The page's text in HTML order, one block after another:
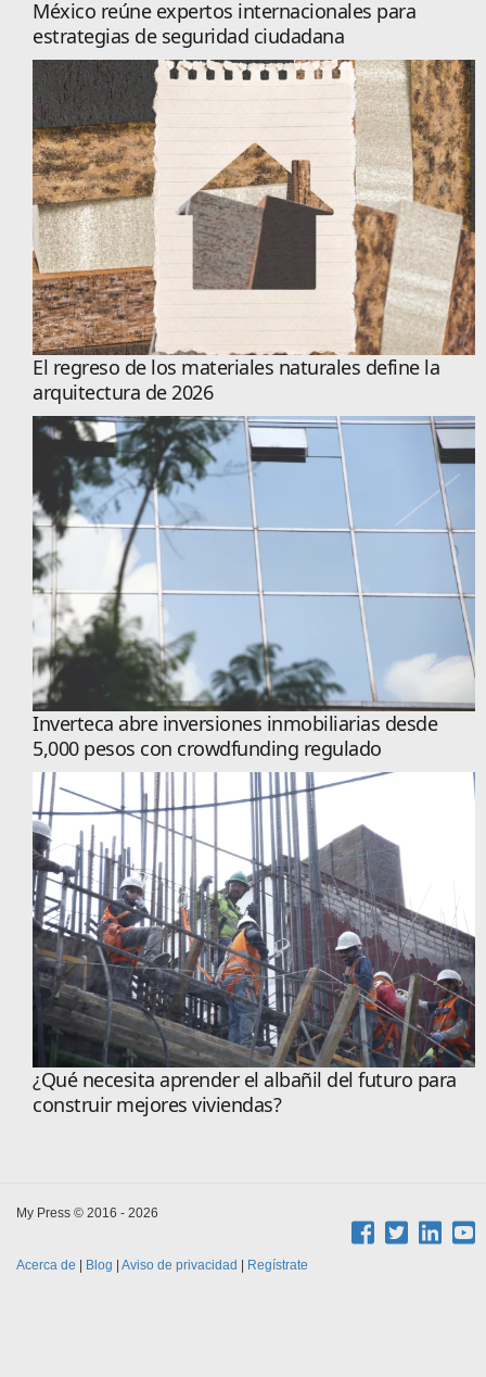
México reúne expertos internacionales para
estrategias de seguridad ciudadana
El regreso de los materiales naturales define la
arquitectura de 2026
Inverteca abre inversiones inmobiliarias desde
5,000 pesos con crowdfunding regulado
¿Qué necesita aprender el albañil del futuro para
construir mejores viviendas?
My Press © 2016 - 2026
Acerca de Blog Aviso de privacidad Regístrate